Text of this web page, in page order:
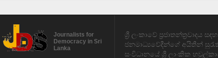
Journalists for
Democracy in Sri
Lanka
ශ්‍රී ලංකාවේ ප්‍රජාතන්ත්‍රවාදය
ජනමාධ්‍යවේදීන්ගේ අයිතීන්
සංවිධානයේ ශ්‍රී ලාංකික